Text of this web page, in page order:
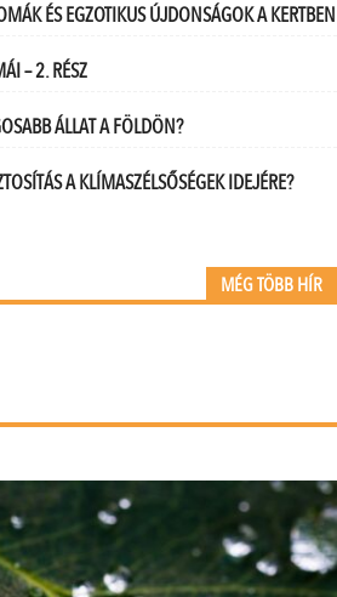
ÉS EGZOTIKUS ÚJDONSÁGOK A KERTBEN
– 2. RÉSZ
ÁLLAT A FÖLDÖN?
A KLÍMASZÉLSŐSÉGEK IDEJÉRE?
MÉG TÖBB HÍR